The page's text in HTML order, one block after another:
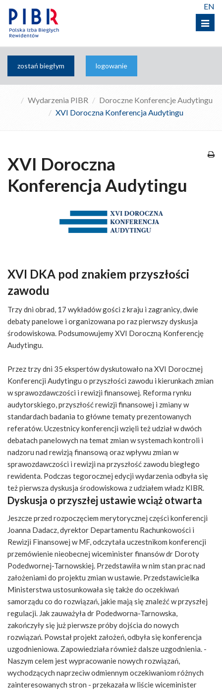
Menu
EN
zostań biegłym logowanie
Wydarzenia PIBR
Doroczne Konferencje Audytingu
XVI Doroczna Konferencja Audytingu
XVI Doroczna
Konferencja Audytingu
XVI DKA pod znakiem przyszłości
zawodu
Trzy dni obrad, 17 wykładów gości z kraju i zagranicy, dwie
debaty panelowe i organizowana po raz pierwszy dyskusja
środowiskowa. Podsumowujemy XVI Doroczną Konferencję
Audytingu.
Przez trzy dni 35 ekspertów dyskutowało na XVI Dorocznej
Konferencji Audytingu o przyszłości zawodu i kierunkach zmian
w sprawozdawczości i rewizji finansowej. Reforma rynku
audytorskiego, przyszłość rewizji finansowej i zmiany w
standardach badania to główne tematy prezentowanych
referatów. Uczestnicy konferencji wzięli też udział w dwóch
debatach panelowych na temat zmian w systemach kontroli i
nadzoru nad rewizją finansową oraz wpływu zmian w
sprawozdawczości i rewizji na przyszłość zawodu biegłego
rewidenta. Podczas tegorocznej edycji wydarzenia odbyła się
też pierwsza dyskusja środowiskowa z udziałem władz KIBR.
Dyskusja o przyszłej ustawie wciąż otwarta
Jeszcze przed rozpoczęciem merytorycznej części konferencji
Joanna Dadacz, dyrektor Departamentu Rachunkowości i
Rewizji Finansowej w MF, odczytała uczestnikom konferencji
przemówienie nieobecnej wiceminister finansów dr Doroty
Podedwornej-Tarnowskiej. Przedstawiła w nim stan prac nad
założeniami do projektu zmian w ustawie. Przedstawicielka
Ministerstwa ustosunkowała się także do oczekiwań
samorządu co do rozwiązań, jakie mają się znaleźć w przyszłej
regulacji. Jak zauważyła dr Podedworna-Tarnowska,
zakończyły się już pierwsze próby dojścia do nowych
rozwiązań. Powstał projekt założeń, odbyła się konferencja
uzgodnieniowa. Zapowiedziała również dalsze uzgodnienia. -
Naszym celem jest wypracowanie nowych rozwiązań,
wychodzących naprzeciw odmiennym oczekiwaniom różnych
zainteresowanych stron - przekazała w liście wiceminister